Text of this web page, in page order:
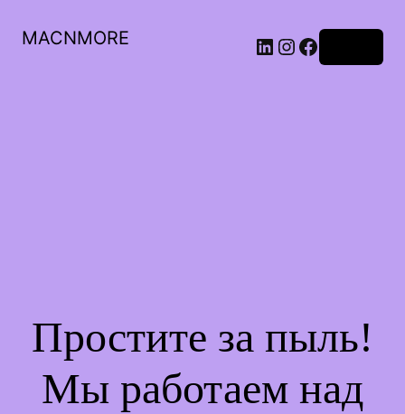
MACNMORE
Простите за пыль!
Мы работаем над